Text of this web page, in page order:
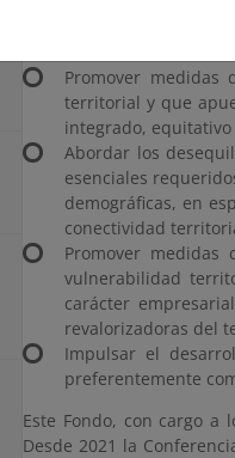
Promover
territorial y que
integrado,
Abordar los
esenciales
demográficas, en
conectividad
Promover
vulnerabilidad
carácter
revalorizadoras del
Impulsar el
preferentemente
Este Fondo, con cargo a
Desde 2021 la